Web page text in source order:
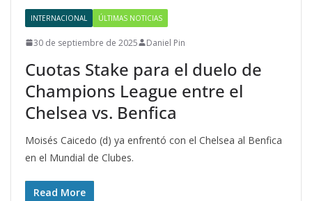
INTERNACIONAL ÚLTIMAS NOTICIAS
30 de septiembre de 2025 Daniel Pin
Cuotas Stake para el duelo de
Champions League entre el
Chelsea vs. Benfica
Moisés Caicedo (d) ya enfrentó con el Chelsea al Benfica
en el Mundial de Clubes.
Read More